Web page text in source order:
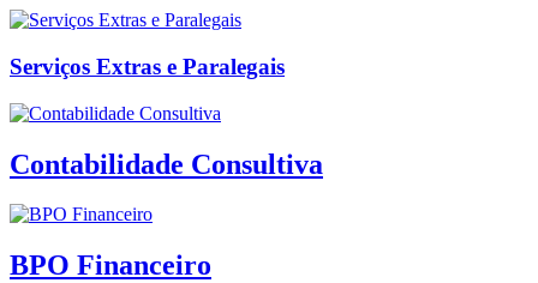
Serviços Extras e Paralegais
Contabilidade Consultiva
BPO Financeiro